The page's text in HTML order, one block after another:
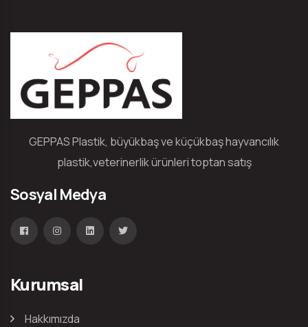
GEPPAS Plastik, büyükbaş ve küçükbaş hayvancılık
plastik,veterinerlik ürünleri toptan satış
Sosyal Medya
Kurumsal
Hakkımızda